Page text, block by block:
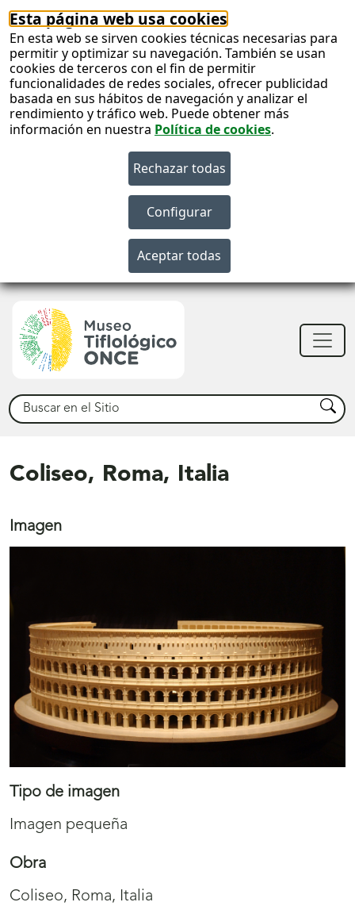
Esta página web usa cookies
En esta web se sirven cookies técnicas necesarias para
permitir y optimizar su navegación. También se usan
cookies de terceros con el fin de permitir
funcionalidades de redes sociales, ofrecer publicidad
basada en sus hábitos de navegación y analizar el
rendimiento y tráfico web. Puede obtener más
información en nuestra Política de cookies.
Buscar Buscar
Coliseo, Roma, Italia
Imagen
Tipo de imagen
Imagen pequeña
Obra
Coliseo, Roma, Italia